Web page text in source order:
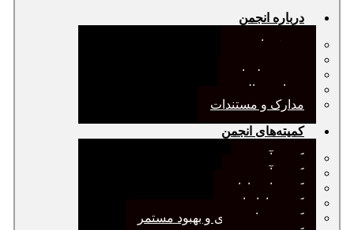
درباره انجمن
معرفی انجمن
صورت‌جلسات
همیاری مالی
مدارک و مستندات
کمیته‌های انجمن
کمیته آرشیو
کمیته آموزش
کمیته انتشارات
کمیته بازاریابی
کمیته برنامه‌ریزی و بهبود مستمر